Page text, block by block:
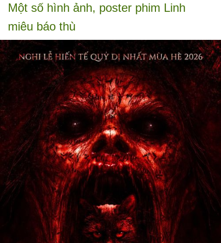
Một số hình ảnh, poster phim Linh
miêu báo thù